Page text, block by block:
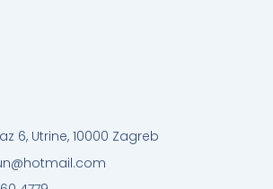
6, Utrine, 10000 Zagreb